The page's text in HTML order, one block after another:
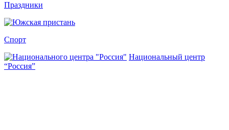
Праздники
Спорт
Национальный центр
“Россия”